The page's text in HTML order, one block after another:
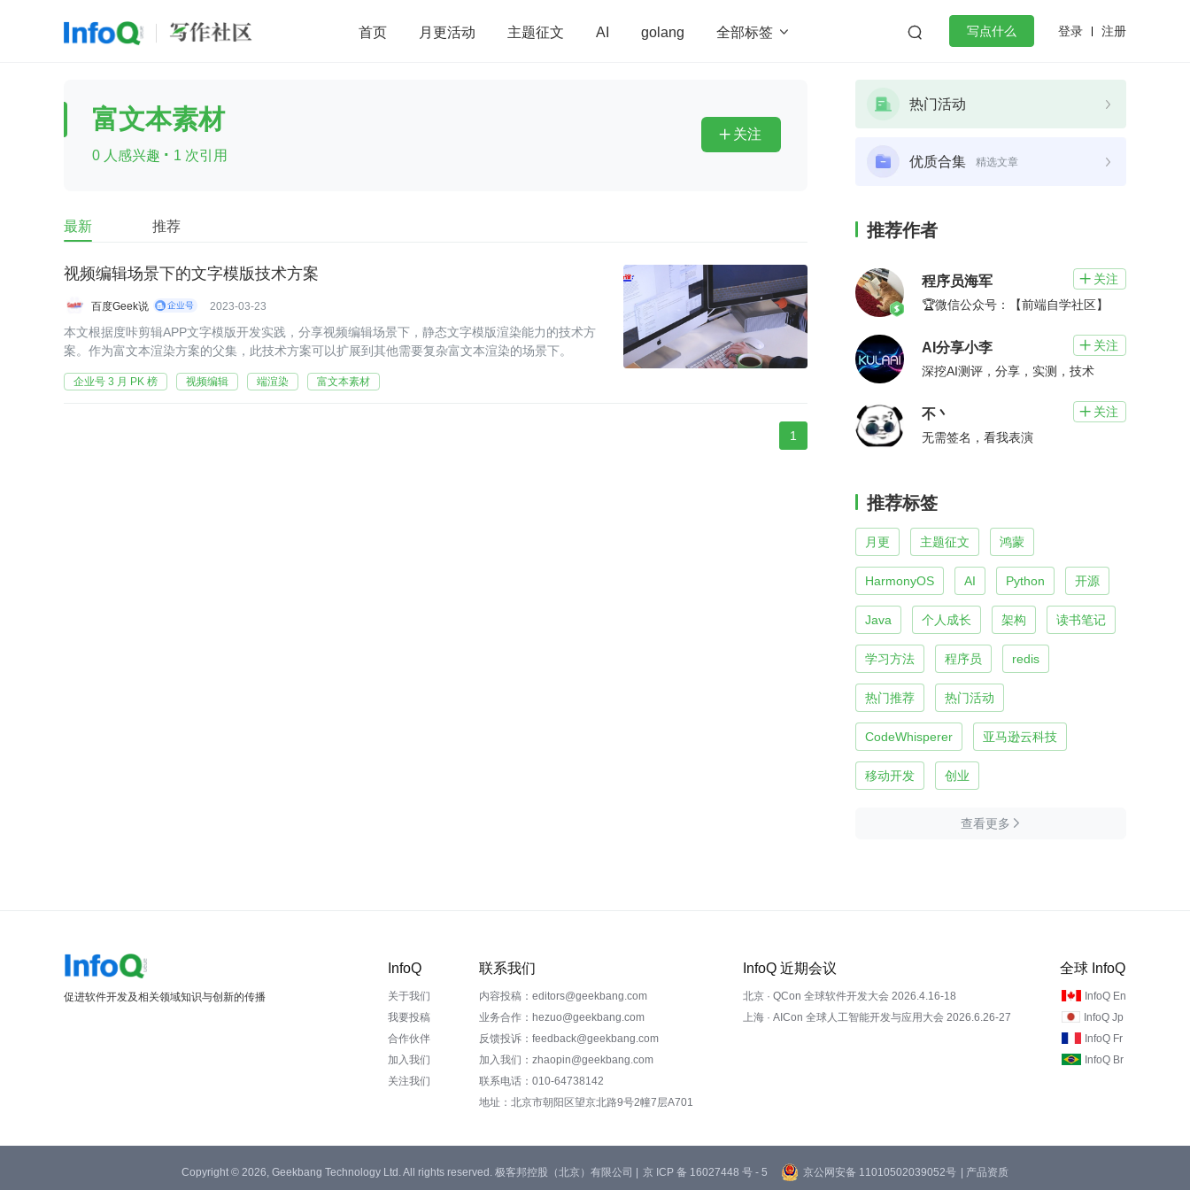
首页 月更活动 主题征文 AI golang 全部标签   写点什么 登录 注册
前端 AI 大数据 redis
查看更多
富文本素材
0 人感兴趣 · 1 次引用
 关注
最新 推荐
视频编辑场景下的文字模版技术方案
百度Geek说 2023-03-23
本文根据度咔剪辑APP文字模版开发实践，分享视频编辑场景下，静态文字模版渲染能力的技术方
案。作为富文本渲染方案的父集，此技术方案可以扩展到其他需要复杂富文本渲染的场景下。
企业号 3 月 PK 榜 视频编辑 端渲染 富文本素材
1
热门活动
优质合集 精选文章
推荐作者
程序员海军  关注
🏆微信公众号：【前端自学社区】
AI分享小李  关注
深挖AI测评，分享，实测，技术
不丶  关注
无需签名，看我表演
推荐标签
月更 主题征文 鸿蒙
HarmonyOS AI Python 开源
Java 个人成长 架构 读书笔记
学习方法 程序员 redis
热门推荐 热门活动
CodeWhisperer 亚马逊云科技
移动开发 创业
查看更多 
促进软件开发及相关领域知识与创新的传播
InfoQ
关于我们
我要投稿
合作伙伴
加入我们
关注我们
联系我们
内容投稿：editors@geekbang.com
业务合作：hezuo@geekbang.com
反馈投诉：feedback@geekbang.com
加入我们：zhaopin@geekbang.com
联系电话：010-64738142
地址：北京市朝阳区望京北路9号2幢7层A701
InfoQ 近期会议
北京 · QCon 全球软件开发大会 2026.4.16-18
上海 · AICon 全球人工智能开发与应用大会 2026.6.26-27
全球 InfoQ
InfoQ En
InfoQ Jp
InfoQ Fr
InfoQ Br
Copyright © 2026, Geekbang Technology Ltd. All rights reserved. 极客邦控股（北京）有限公司 | 京 ICP 备 16027448 号 - 5 京公网安备 11010502039052号 | 产品资质